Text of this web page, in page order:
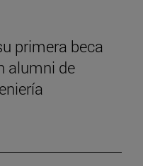
primera beca
alumni de